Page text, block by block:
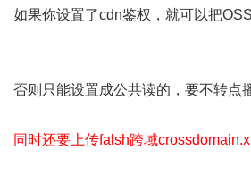
如果你设置了cdn鉴权，就可以把
否则只能设置成公共读的，要不转点
同时还要上传falsh跨域